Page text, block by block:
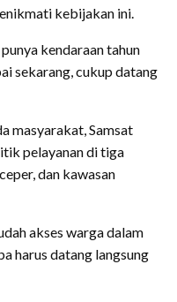
kebijakan ini.
kendaraan tahun
sekarang, cukup datang
masyarakat, Samsat
pelayanan di tiga
dan kawasan
akses warga dalam
harus datang langsung